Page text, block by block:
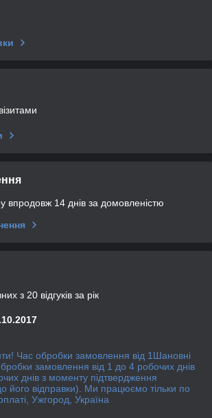
впродовж 14 днів за домовленістю
з 20 відгуків за рік
Час обробки замовлення від 1Шановні
замовлення від 1 до 4 робочих днів
днів з моменту підтвердження
його відправки). Ми працюємо тільки по
Ужгород, Україна